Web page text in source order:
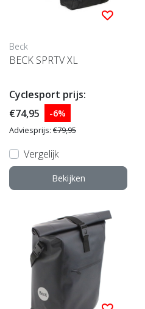
Beck
BECK SPRTV XL
Cyclesport prijs:
€74,95
-6%
Adviesprijs: €79,95
Vergelijk
Bekijken